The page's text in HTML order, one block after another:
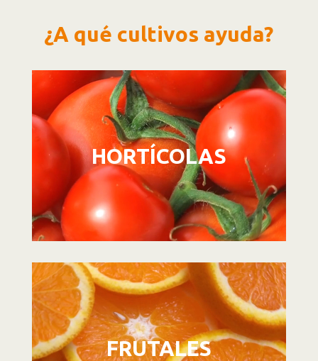
¿A qué cultivos ayuda?
Reproductor
vídeo
HORTÍCOLAS
Reproductor
de
vídeo
FRUTALES